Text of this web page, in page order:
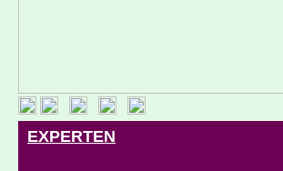
EXPERTEN